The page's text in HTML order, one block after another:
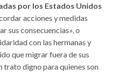
por los Estados Unidos
acciones y medidas
sus consecuencias», o
con las hermanas y
que migrar fuera de sus
trato digno para quienes son